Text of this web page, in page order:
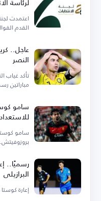
اعتمدت
القدم
عاجل..
النصر
تأكد غياب
مباراتين
سامو
سامو
بروزوفيتش.
رسميًا..
البرازيلي
إعارة